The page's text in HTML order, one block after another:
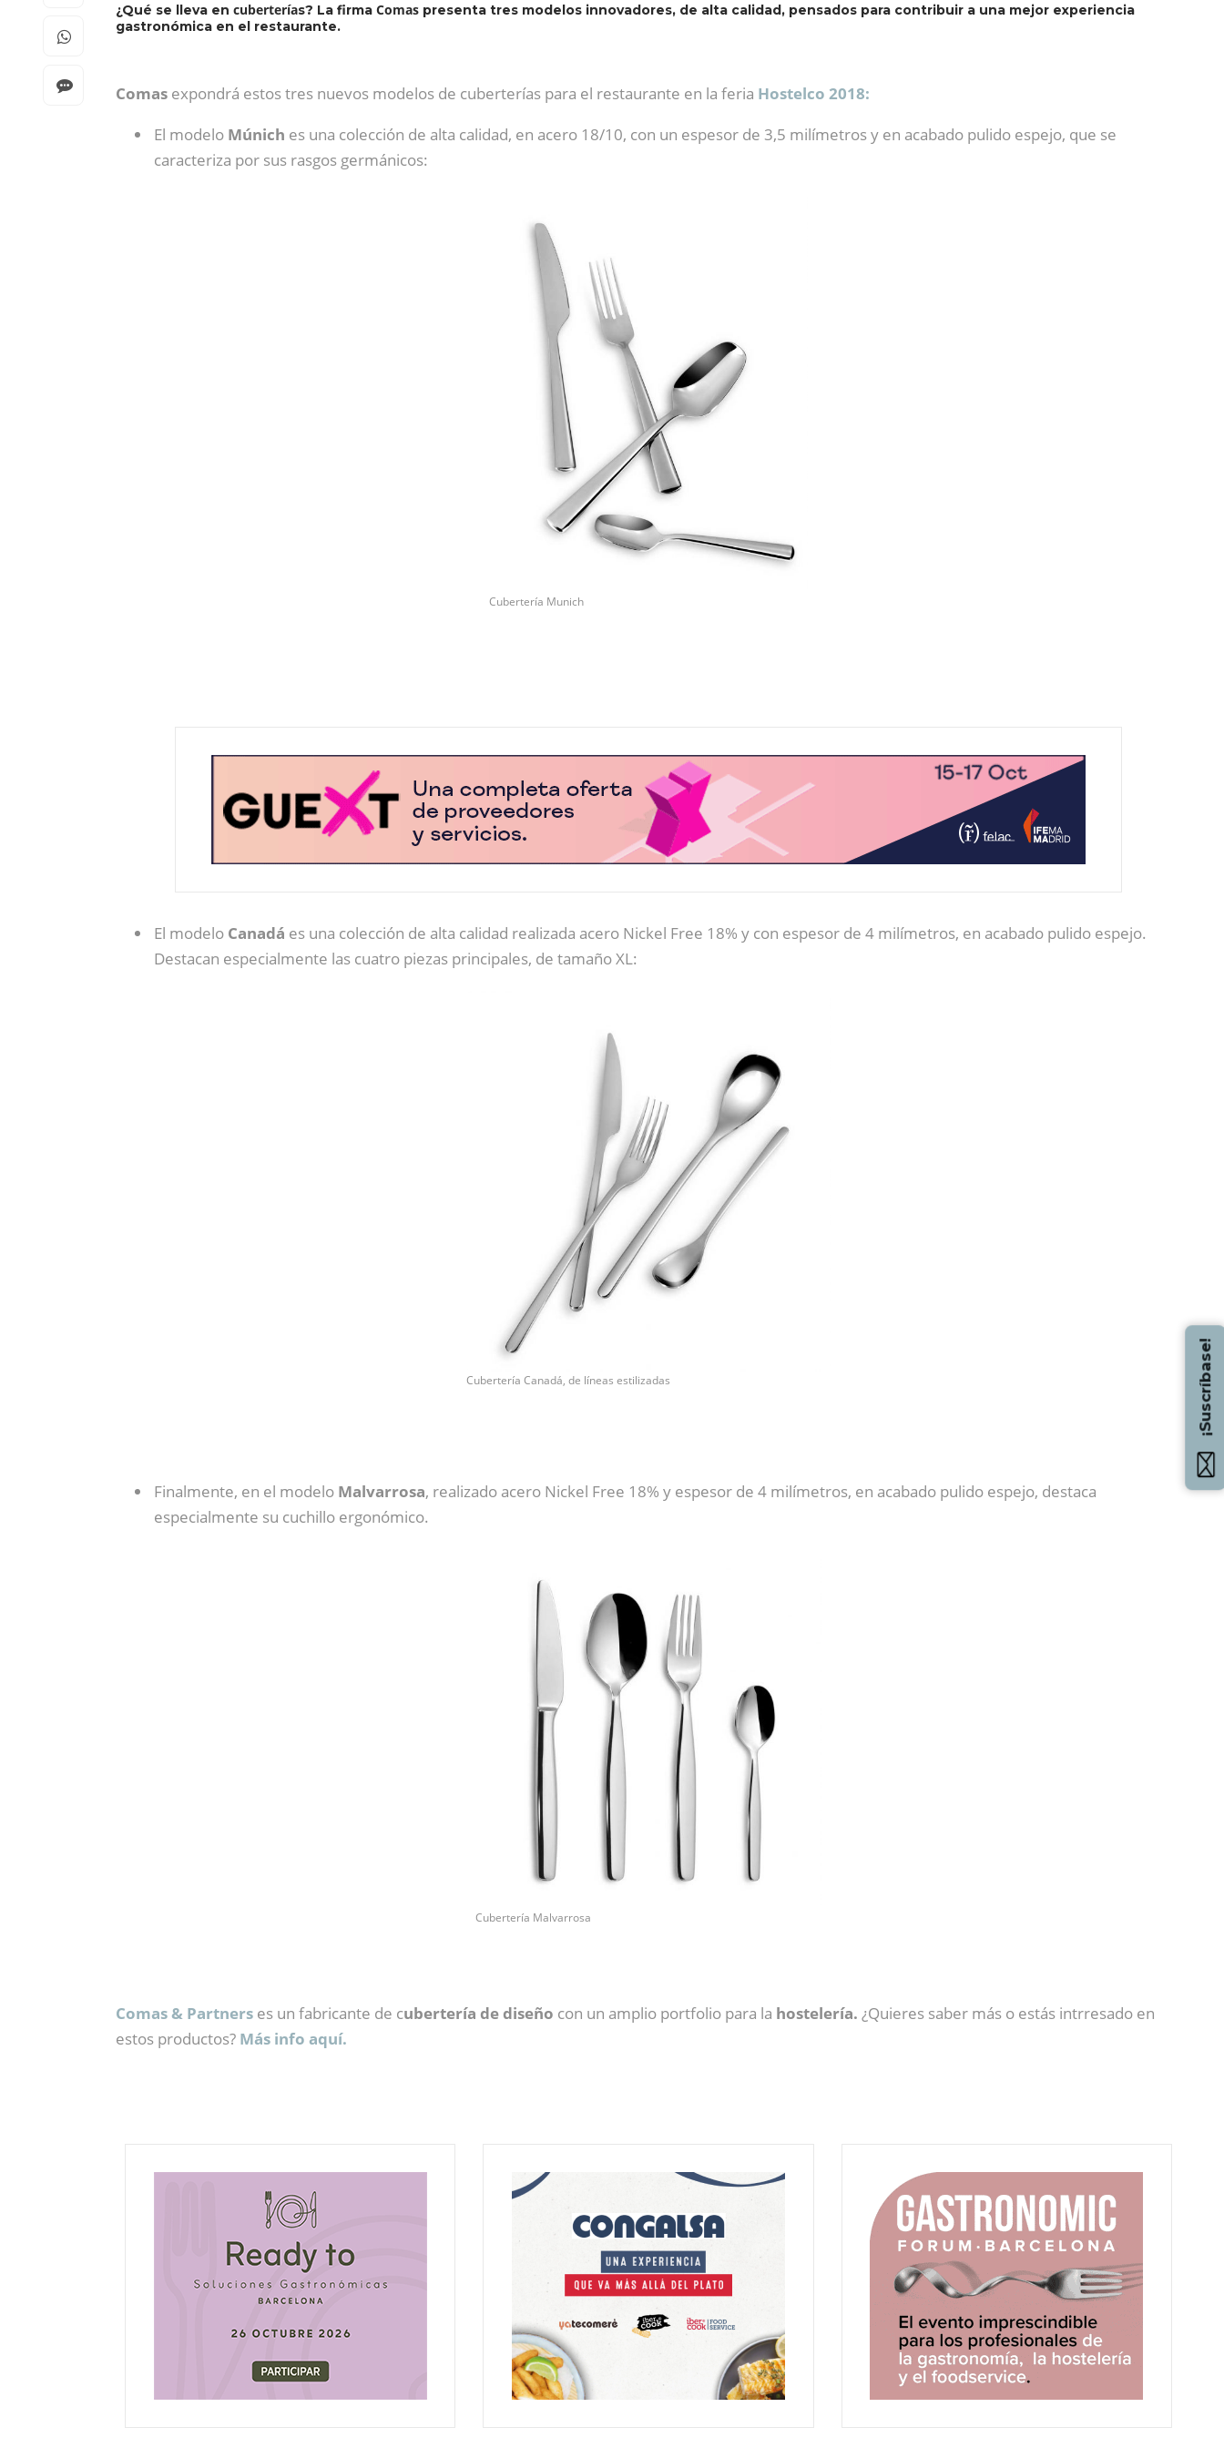
¿Qué se lleva en cuberterías? La firma Comas presenta tres modelos innovadores, de alta calidad, pensados para contribuir a una mejor experiencia
gastronómica en el restaurante.
Comas expondrá estos tres nuevos modelos de cuberterías para el restaurante en la feria Hostelco 2018:
El modelo Múnich es una colección de alta calidad, en acero 18/10, con un espesor de 3,5 milímetros y en acabado pulido espejo, que se
caracteriza por sus rasgos germánicos:
Cubertería Munich
El modelo Canadá es una colección de alta calidad realizada acero Nickel Free 18% y con espesor de 4 milímetros, en acabado pulido espejo.
Destacan especialmente las cuatro piezas principales, de tamaño XL:
Cubertería Canadá, de líneas estilizadas
Finalmente, en el modelo Malvarrosa, realizado acero Nickel Free 18% y espesor de 4 milímetros, en acabado pulido espejo, destaca
especialmente su cuchillo ergonómico.
Cubertería Malvarrosa
Comas & Partners es un fabricante de cubertería de diseño con un amplio portfolio para la hostelería. ¿Quieres saber más o estás intrresado en
estos productos? Más info aquí.
¡Suscríbase!